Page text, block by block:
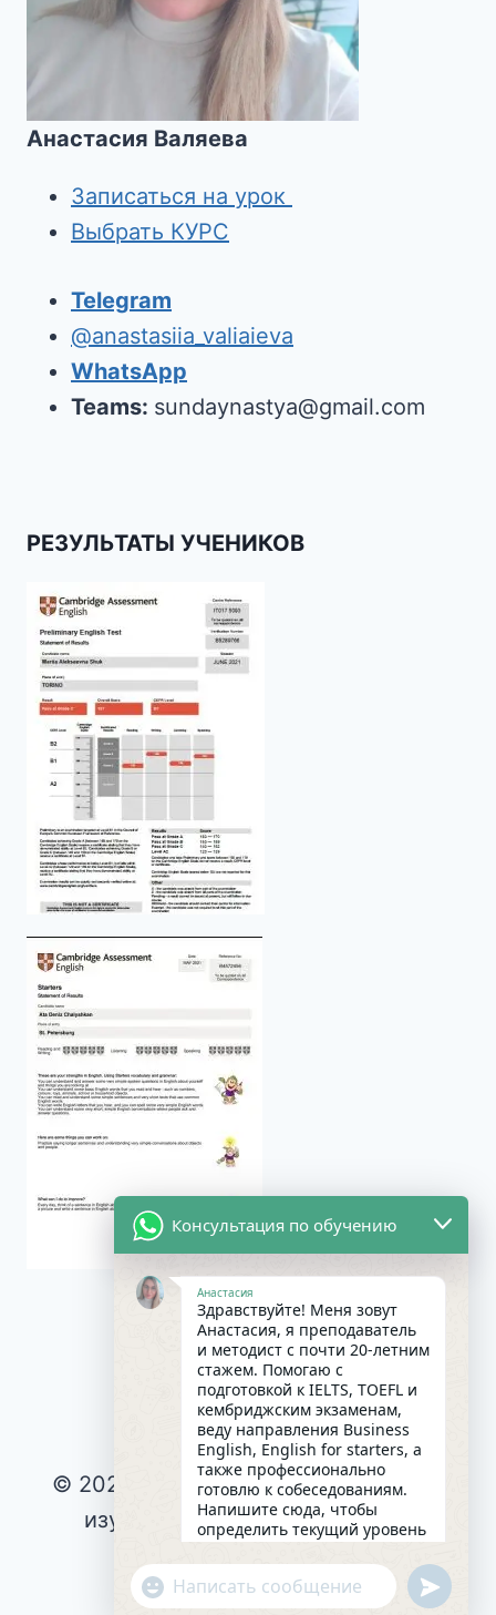
Анастасия Валяева
Записаться на урок
Выбрать КУРС
Telegram
@anastasiia_valiaieva
WhatsApp
Teams: sundaynastya@gmail.com
РЕЗУЛЬТАТЫ УЧЕНИКОВ
© 2026 Интересное и эффективное
изучение английского языка |
Cookie Policy|
Консультация по обучению
Анастасия
Здравствуйте! Меня зовут
Анастасия, я преподаватель
и методист с почти 20-летним
стажем. Помогаю с
подготовкой к IELTS, TOEFL и
кембриджским экзаменам,
веду направления Business
English, English for starters, а
также профессионально
готовлю к собеседованиям.
Напишите сюда, чтобы
определить текущий уровень
английского и составить
индивидуальный план
занятий. Какова главная цель
в изучении языка на
"+chaty_settings.lang.emoji_picker+"
WhatsApp